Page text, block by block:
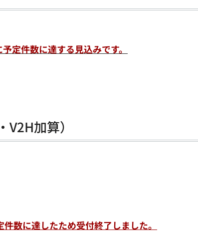
定件数に達する見込みです。
加算）
数に達したため受付終了しました。